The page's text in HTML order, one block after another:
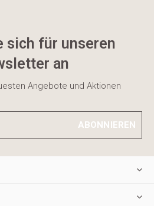
sich für unseren
an
Angebote und Aktionen
ABONNIEREN